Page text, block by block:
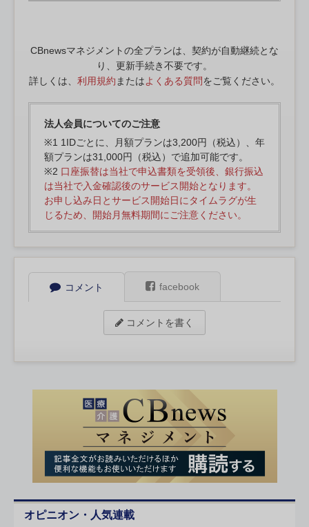
CBnewsマネジメントの全プランは、契約が自動継続とな
り、更新手続き不要です。
詳しくは、 利用規約 またはよくある質問をご覧ください。
法人会員についてのご注意
※1 1IDごとに、月額プランは3,200円（税込）、年
額プランは31,000円（税込）で追加可能です。
※2 口座振替は当社で申込書類を受領後、銀行振込
は当社で入金確認後のサービス開始となります。
お申し込み日とサービス開始日にタイムラグが生
じるため、開始月無料期間にご注意ください。
コメント facebook
コメントを書く
オピニオン・人気連載